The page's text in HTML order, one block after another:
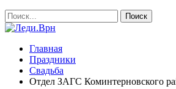
Главная
Праздники
Свадьба
Отдел ЗАГС Коминтерновского